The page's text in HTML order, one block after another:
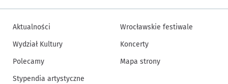
Aktualności
Wydział Kultury
Polecamy
Stypendia artystyczne
Wrocławskie festiwale
Koncerty
Mapa strony